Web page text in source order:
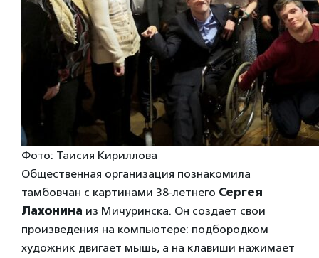
Фото: Таисия Кириллова
Общественная организация познакомила
тамбовчан с картинами 38-летнего Сергея
Лахонина из Мичуринска. Он создает свои
произведения на компьютере: подбородком
художник двигает мышь, а на клавиши нажимает